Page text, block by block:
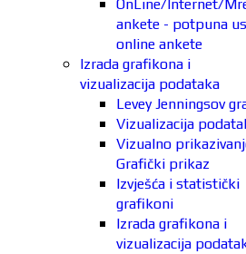
OnLine/Internet/
ankete - potpuna
online ankete
Izrada grafikona i
vizualizacija podataka
Levey Jenningsov
Vizualizacija
Vizualno
Grafički prikaz
Izvješća i statistički
grafikoni
Izrada grafikona i
vizualizacija